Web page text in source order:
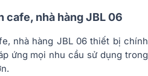
cafe, nhà hàng JBL 06
nhà hàng JBL 06 thiết bị chính
ứng mọi nhu cầu sử dụng trong